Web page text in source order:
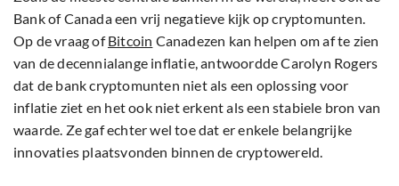
Bank of Canada een vrij negatieve kijk op cryptomunten.
Op de vraag ofBitcoin Canadezen kan helpen om af te zien
van de decennialange inflatie, antwoordde Carolyn Rogers
dat de bank cryptomunten niet als een oplossing voor
inflatie ziet en het ook niet erkent als een stabiele bron van
waarde. Ze gaf echter wel toe dat er enkele belangrijke
innovaties plaatsvonden binnen de cryptowereld.